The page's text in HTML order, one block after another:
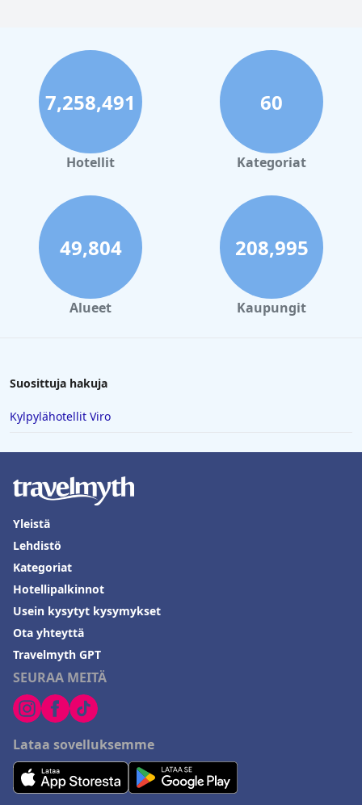
7,258,491
Hotellit
60
Kategoriat
49,804
Alueet
208,995
Kaupungit
Suosittuja hakuja
Kylpylähotellit Viro
SEURAA MEITÄ
Lataa sovelluksemme
Yleistä
Lehdistö
Kategoriat
Hotellipalkinnot
Usein kysytyt kysymykset
Ota yhteyttä
Travelmyth GPT